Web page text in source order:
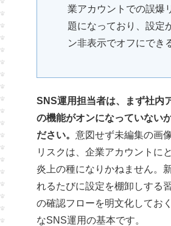
業アカウントでの誤爆
題になっており、設定
ン非表示でオフにでき
SNS運用担当者は、まず社内
の機能がオンになっていない
ださい。 意図せず未編集の画
リスクは、企業アカウントに
炎上の種になりかねません。
れるたびに設定を棚卸しする
の確認フローを明文化してお
なSNS運用の基本です。